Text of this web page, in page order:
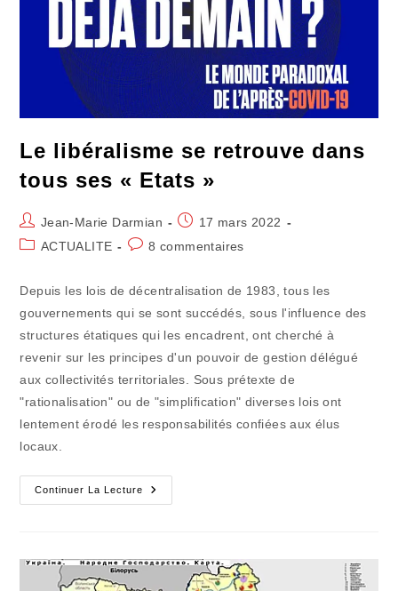
Le libéralisme se retrouve dans
tous ses « Etats »
Auteur/autrice
de
Jean-Marie Darmian
Publication
publiée :
17 mars 2022
PostACTUALITE
Commentaires
8 commentaires
Depuis les lois de décentralisation de 1983, tous les
gouvernements qui se sont succédés, sous l'influence des
structures étatiques qui les encadrent, ont cherché à
revenir sur les principes d'un pouvoir de gestion délégué
aux collectivités territoriales. Sous prétexte de
"rationalisation" ou de "simplification" diverses lois ont
lentement érodé les responsabilités confiées aux élus
locaux.
Continuer La Lecture
Le
Libéralisme
Ses
« Etats »